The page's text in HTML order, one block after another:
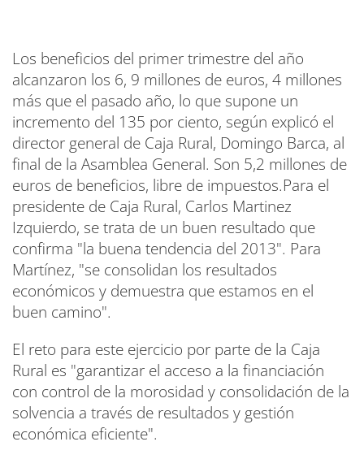
Los beneficios del primer trimestre del año
alcanzaron los 6, 9 millones de euros, 4 millones
más que el pasado año, lo que supone un
incremento del 135 por ciento, según explicó el
director general de Caja Rural, Domingo Barca, al
final de la Asamblea General. Son 5,2 millones de
euros de beneficios, libre de impuestos.Para el
presidente de Caja Rural, Carlos Martinez
Izquierdo, se trata de un buen resultado que
confirma "la buena tendencia del 2013". Para
Martínez, "se consolidan los resultados
económicos y demuestra que estamos en el
buen camino".
El reto para este ejercicio por parte de la Caja
Rural es "garantizar el acceso a la financiación
con control de la morosidad y consolidación de la
solvencia a través de resultados y gestión
económica eficiente".